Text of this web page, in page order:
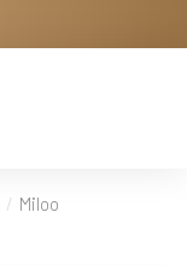
Miloo